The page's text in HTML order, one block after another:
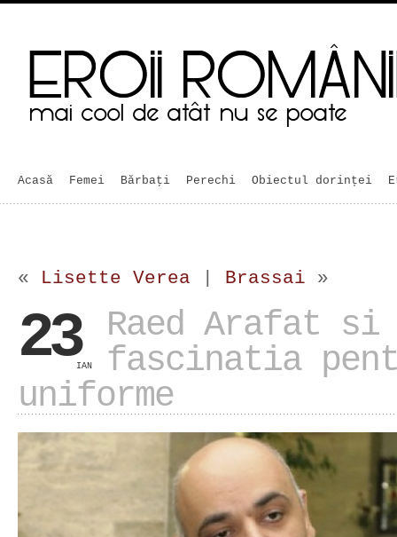
Acasă Femei Bărbaţi Perechi Obiectul dorinței
« Lisette Verea Brassai »
23IAN
Raed Arafat si
fascinatia
uniforme